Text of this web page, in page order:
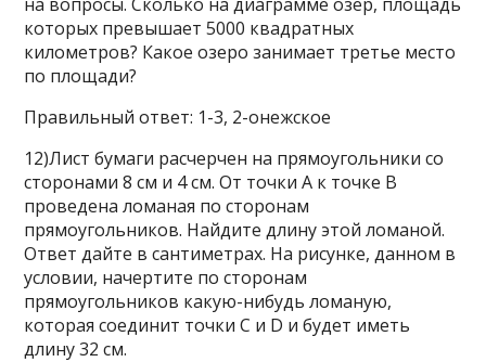
которых превышает 5000 квадратных
километров? Какое озеро занимает третье место
по площади?
Правильный ответ: 1-3, 2-онежское
12)Лист бумаги расчерчен на прямоугольники со
сторонами 8 см и 4 см. От точки А к точке В
проведена ломаная по сторонам
прямоугольников. Найдите длину этой ломаной.
Ответ дайте в сантиметрах. На рисунке, данном в
условии, начертите по сторонам
прямоугольников какую-нибудь ломаную,
которая соединит точки C и D и будет иметь
длину 32 см.